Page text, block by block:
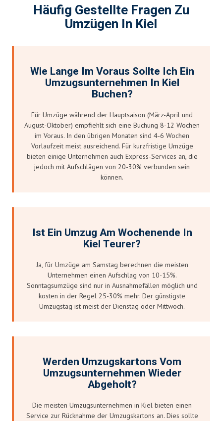
Häufig Gestellte Fragen Zu
Umzügen In Kiel
Wie Lange Im Voraus Sollte Ich Ein
Umzugsunternehmen In Kiel
Buchen?
Für Umzüge während der Hauptsaison (März-April und
August-Oktober) empfiehlt sich eine Buchung 8-12 Wochen
im Voraus. In den übrigen Monaten sind 4-6 Wochen
Vorlaufzeit meist ausreichend. Für kurzfristige Umzüge
bieten einige Unternehmen auch Express-Services an, die
jedoch mit Aufschlägen von 20-30% verbunden sein
können.
Ist Ein Umzug Am Wochenende In
Kiel Teurer?
Ja, für Umzüge am Samstag berechnen die meisten
Unternehmen einen Aufschlag von 10-15%.
Sonntagsumzüge sind nur in Ausnahmefällen möglich und
kosten in der Regel 25-30% mehr. Der günstigste
Umzugstag ist meist der Dienstag oder Mittwoch.
Werden Umzugskartons Vom
Umzugsunternehmen Wieder
Abgeholt?
Die meisten Umzugsunternehmen in Kiel bieten einen
Service zur Rücknahme der Umzugskartons an. Dies sollte